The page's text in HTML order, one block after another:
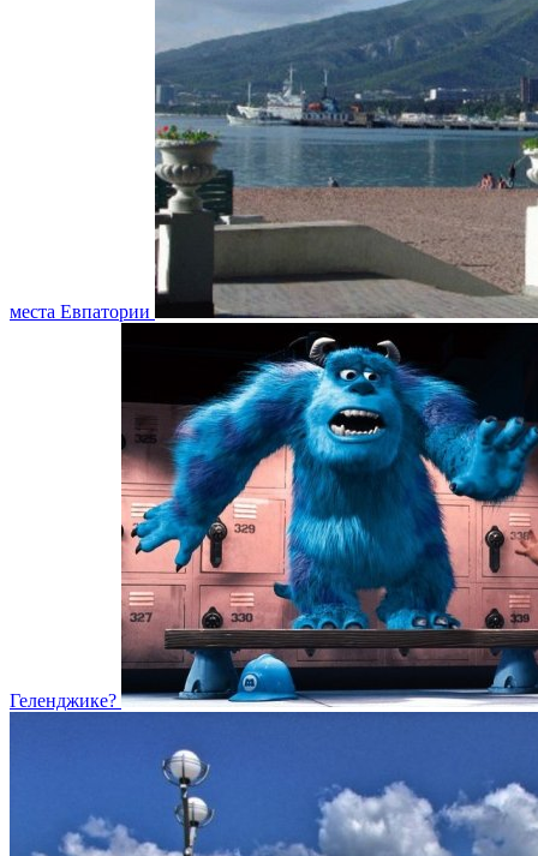
места Евпатории
Геленджике?